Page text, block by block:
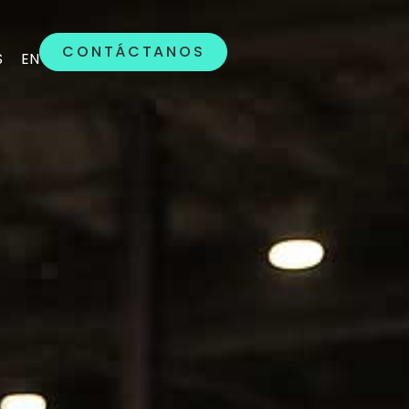
EN CONTÁCTANOS
EN CONTÁCTANOS